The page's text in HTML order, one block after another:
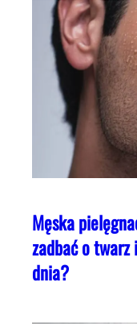
Męska
zadbać o twarz
dnia?